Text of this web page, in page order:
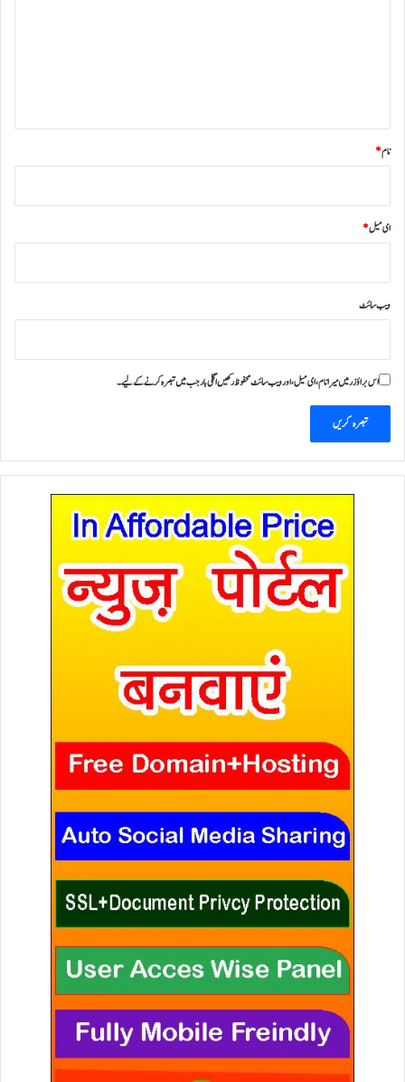
نام*
ای میل*
ویب‌ سائٹ
اس براؤزر میں میرا نام، ای میل، اور ویب سائٹ محفوظ رکھیں اگلی بار جب میں تبصرہ کرنے کےلیے۔